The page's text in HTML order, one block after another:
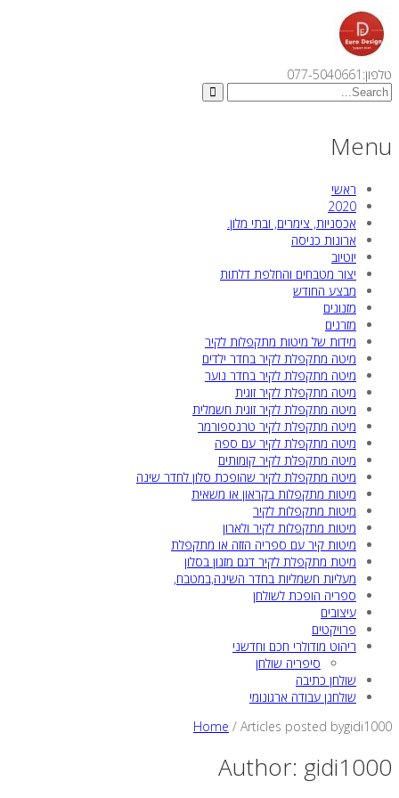
טלפון:077-5040661
Menu
ראשי
2020
אכסניות, צימרים, ובתי מלון.
ארונות כניסה
יוטיוב
יצור מטבחים והחלפת דלתות
מבצע החודש
מזנונים
מזרנים
מידות של מיטות מתקפלות לקיר
מיטה מתקפלת לקיר בחדר ילדים
מיטה מתקפלת לקיר בחדר נוער
מיטה מתקפלת לקיר זוגית
מיטה מתקפלת לקיר זוגית חשמלית
מיטה מתקפלת לקיר טרנספורמר
מיטה מתקפלת לקיר עם ספה
מיטה מתקפלת לקיר קומותים
מיטה מתקפלת לקיר שהופכת סלון לחדר שינה
מיטות מתקפלות בקראון או משאית
מיטות מתקפלות לקיר
מיטות מתקפלות לקיר ולארון
מיטות קיר עם ספריה הזזה או מתקפלת
מיטת מתקפלת לקיר דגם מזנון בסלון
מעליות חשמליות בחדר השינה,במטבח,
ספריה הופכת לשולחן
עיצובים
פרויקטים
ריהוט מודולרי חכם וחדשני
סיפריה שולחן
שולחן כתיבה
שולחנן עבודה ארגונומי
Home / Articles posted bygidi1000
Author: gidi1000